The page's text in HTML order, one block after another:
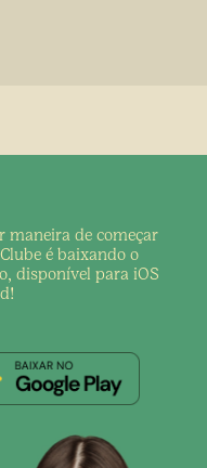
maneira de começar
é baixando o
disponível para iOS